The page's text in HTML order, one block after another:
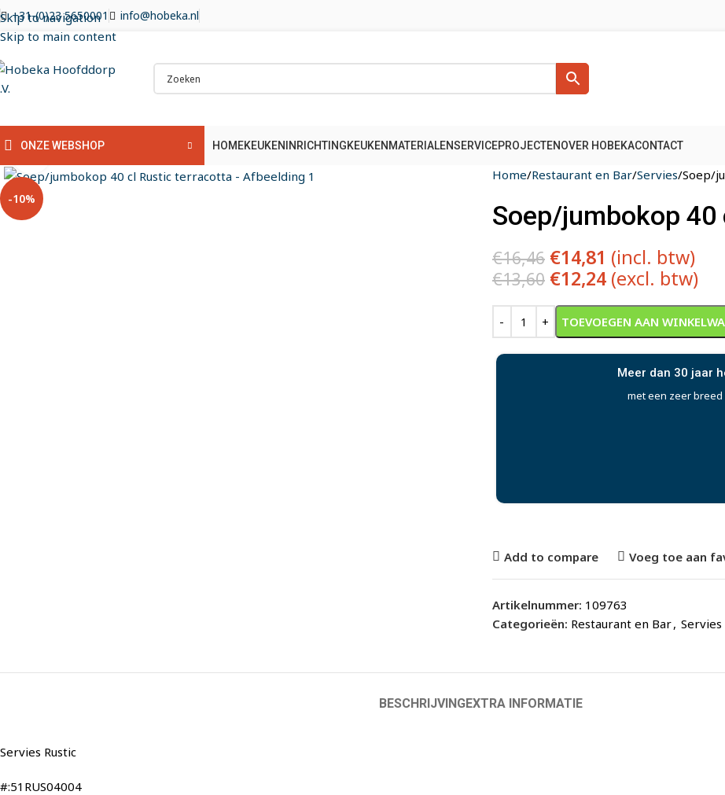
Skip to navigation
Skip to main content
+31-(0)23 5650001 info@hobeka.nl
ONZE WEBSHOP HOMEKEUKENINRICHTINGKEUKENMATERIALENSERVICEPROJECTENOVER HOBEKACONTACT
-10%
Klik om te vergroten
Home Restaurant en Bar Servies Soep/
Soep/jumbokop
€16,46 €14,81 (incl. btw)
€13,60 €12,24 (excl. btw)
TOEVOEGEN AAN
Alternative:
Meer dan 30 jaar
met een zeer
Add to compare Voeg toe aan
Artikelnummer: 109763
Categorieën: Restaurant en Bar, Servies
BESCHRIJVINGEXTRA INFORMATIE
Servies Rustic
#:51RUS04004